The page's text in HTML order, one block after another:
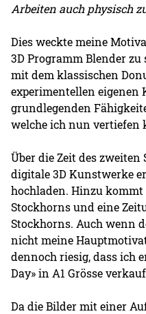
Arbeiten auch physisch
Dies weckte meine
3D Programm Blender
mit dem klassischen
experimentellen eigenen
grundlegenden
welche ich nun vertiefen
Über die Zeit des
digitale 3D Kunstwerke
hochladen. Hinzu kommt
Stockhorns und eine
Stockhorns. Auch wenn
nicht meine
dennoch riesig, dass ich
Day» in A1 Grösse
Da die Bilder mit einer